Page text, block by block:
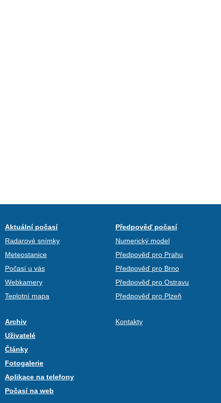
Aktuální počasí
Radarové snímky
Meteostanice
Počasí u vás
Webkamery
Teplotní mapa
Předpověď počasí
Numerický model
Předpověď pro Prahu
Předpověď pro Brno
Předpověď pro Ostravu
Předpověď pro Plzeň
Archiv
Uživatelé
Články
Fotogalerie
Aplikace na telefony
Počasí na web
Kontakty